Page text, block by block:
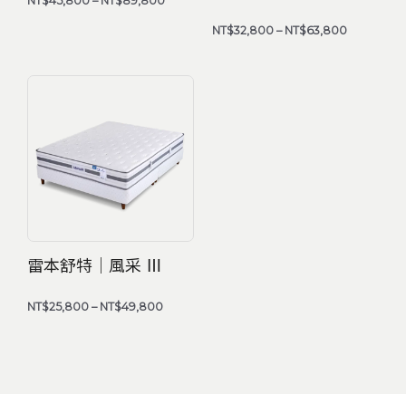
NT$32,800 – NT$63,800
雷本舒特｜風采 Ⅲ
NT$25,800 – NT$49,800
NT$25,800
到
NT$49,800